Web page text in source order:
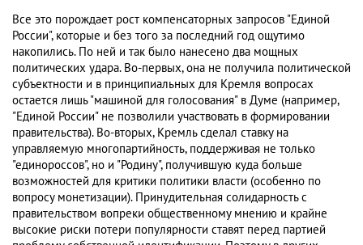
Все это порождает рост компенсаторных запросов "Единой
России", которые и без того за последний год ощутимо
накопились. По ней и так было нанесено два мощных
политических удара. Во-первых, она не получила политической
субъектности и в принципиальных для Кремля вопросах
остается лишь "машиной для голосования" в Думе (например,
"Единой России" не позволили участвовать в формировании
правительства). Во-вторых, Кремль сделал ставку на
управляемую многопартийность, поддерживая не только
"единороссов", но и "Родину", получившую куда больше
возможностей для критики политики власти (особенно по
вопросу монетизации). Принудительная солидарность с
правительством вопреки общественному мнению и крайне
высокие риски потери популярности ставят перед партией